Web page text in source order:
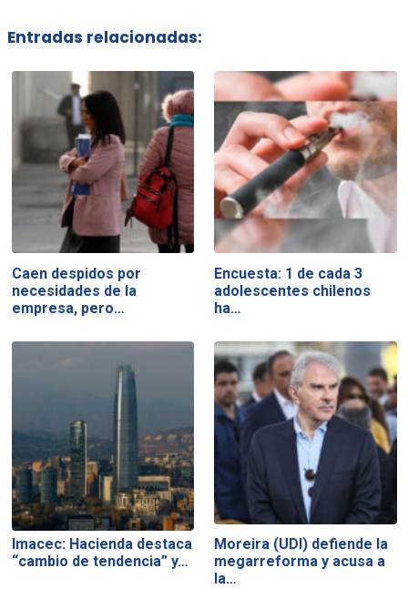
Entradas relacionadas:
Caen despidos por
necesidades de la
empresa, pero…
Encuesta: 1 de cada 3
adolescentes chilenos
ha…
Imacec: Hacienda destaca
“cambio de tendencia” y…
Moreira (UDI) defiende la
megarreforma y acusa a
la…